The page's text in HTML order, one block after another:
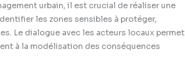
urbain, il est crucial de réaliser une
les zones sensibles à protéger,
Le dialogue avec les acteurs locaux permet
à la modélisation des conséquences